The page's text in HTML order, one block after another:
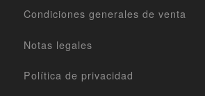
Condiciones generales de venta
Notas legales
Política de privacidad